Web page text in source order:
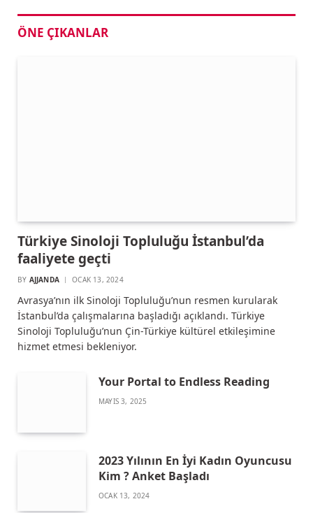
ÖNE ÇIKANLAR
Türkiye Sinoloji Topluluğu İstanbul’da
faaliyete geçti
BY AJJANDA OCAK 13, 2024
Avrasya’nın ilk Sinoloji Topluluğu’nun resmen kurularak
İstanbul’da çalışmalarına başladığı açıklandı. Türkiye
Sinoloji Topluluğu’nun Çin-Türkiye kültürel etkileşimine
hizmet etmesi bekleniyor.
Your Portal to Endless Reading
MAYIS 3, 2025
2023 Yılının En İyi Kadın Oyuncusu
Kim ? Anket Başladı
OCAK 13, 2024